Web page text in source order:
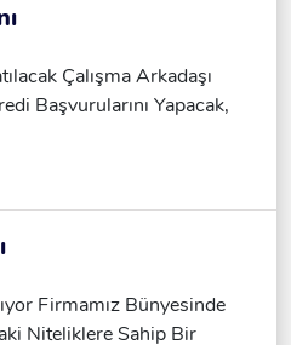
Çalışma Arkadaşı
Başvurularını Yapacak,
Kadar Takip
Arıyoruz. Aranan
Sigortacılık Alanında
Yatkın Çözüm Odaklı
09.00 - 18.00 Cumartesi:
Tatildir Başvuru Için
Firmamız Bünyesinde
Niteliklere Sahip Bir